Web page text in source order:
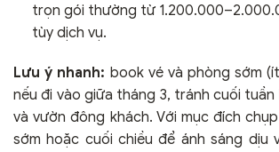
trọn gói thường từ
tùy dịch vụ.
Lưu ý nhanh: book vé và phòng sớm
nếu đi vào giữa tháng 3, tránh cuối tuần
và vườn đông khách. Với mục đích
sớm hoặc cuối chiều để ánh sáng dịu